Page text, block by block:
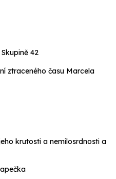
42
ztraceného času Marcela
krutosti a nemilosrdnosti a